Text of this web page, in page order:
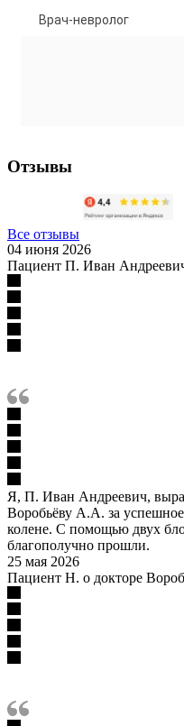
Врач-невролог
Отзывы
Все отзывы
04 июня 2026
Пациент П. Иван
Я, П. Иван Андреевич,
Воробьёву А.А. за
колене. С помощью двух
благополучно прошли.
25 мая 2026
Пациент Н. о докторе